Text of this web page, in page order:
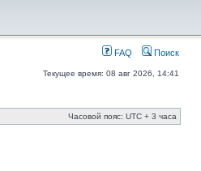
FAQ Поиск
Текущее время: 08 авг 2026, 14:41
Часовой пояс: UTC + 3 часа